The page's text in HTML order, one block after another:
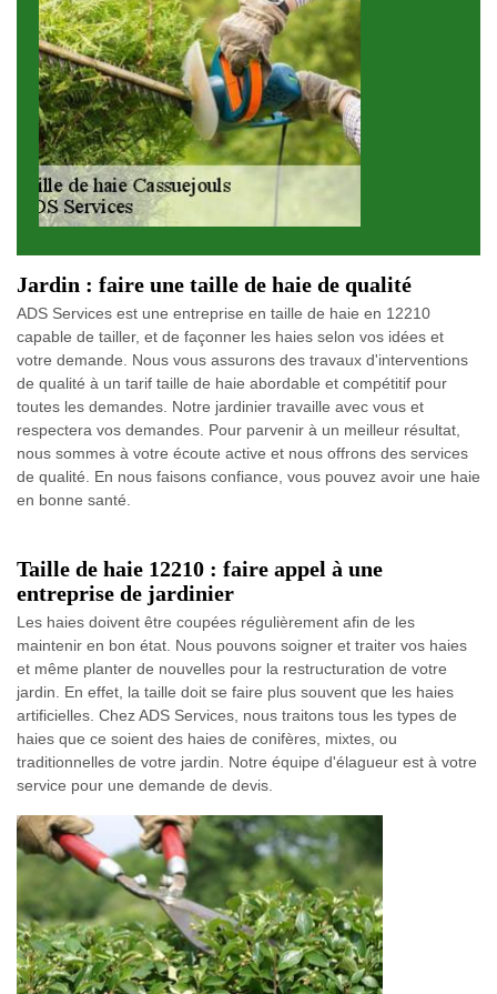
Jardin : faire une taille de haie de qualité
ADS Services est une entreprise en taille de haie en 12210
capable de tailler, et de façonner les haies selon vos idées et
votre demande. Nous vous assurons des travaux d'interventions
de qualité à un tarif taille de haie abordable et compétitif pour
toutes les demandes. Notre jardinier travaille avec vous et
respectera vos demandes. Pour parvenir à un meilleur résultat,
nous sommes à votre écoute active et nous offrons des services
de qualité. En nous faisons confiance, vous pouvez avoir une haie
en bonne santé.
Taille de haie 12210 : faire appel à une
entreprise de jardinier
Les haies doivent être coupées régulièrement afin de les
maintenir en bon état. Nous pouvons soigner et traiter vos haies
et même planter de nouvelles pour la restructuration de votre
jardin. En effet, la taille doit se faire plus souvent que les haies
artificielles. Chez ADS Services, nous traitons tous les types de
haies que ce soient des haies de conifères, mixtes, ou
traditionnelles de votre jardin. Notre équipe d'élagueur est à votre
service pour une demande de devis.